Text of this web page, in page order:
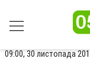
09:00, 30 листопада